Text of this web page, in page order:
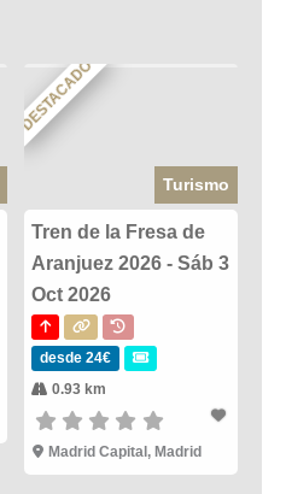
DESTACADO
Turismo
Tren de la Fresa de
Aranjuez 2026 - Sáb 3
Oct 2026
desde 24€
0.93 km
Madrid Capital, Madrid